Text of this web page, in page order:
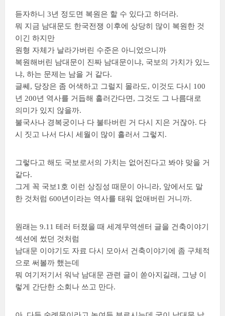
듣자하니 3년 정도면 복원은 할 수 있다고 하더라.
뭐 지금 남대문도 한국전쟁 이후에 상당히 많이 복원한 것
이긴 하지만
원형 자체가 날라가버린 수준은 아니었으니까
복원해버린 남대문이 진짜 남대문이냐, 국보의 가치가 있느
냐, 하는 문제는 남을 거 같다.
글쎄, 당장은 좀 어색하고 그럴지 몰라도, 이것도 다시 100
년 200년 역사를 거듭해 흘러간다면, 그것도 그 나름대로
의미가 있지 않을까.
불국사나 경복궁이나 다 불타버린 거 다시 지은 거잖아. 다
시 짓고 나서 다시 세월이 많이 흘러서 그렇지.
그렇다고 해도 국보로서의 가치는 없어진다고 봐야 맞을 거
같다.
그게 꼭 국보1호 이런 상징성 때문이 아니라, 앞에서도 말
한 것처럼 600년이라는 역사를 태워 없애버린 거니까.
원래는 9.11 테러 터졌을 때 세계무역센터 글을 건축이야기
섹션에 썼던 것처럼
남대문 이야기도 자료 다시 모아서 건축이야기에 좀 구체적
으로 써볼까 했는데
뭐 여기저기서 워낙 남대문 관련 글이 쏟아지길래, 그냥 이
렇게 간단한 소회나 쓰고 만다.